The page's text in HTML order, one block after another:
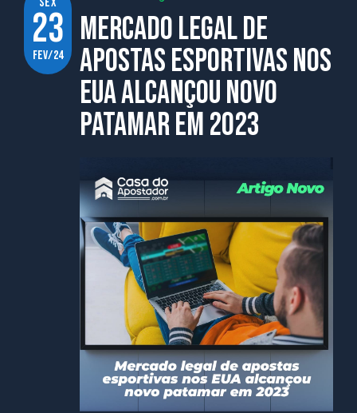
23
fev/24
Mercado legal de
apostas esportivas nos
EUA alcançou novo
patamar em 2023